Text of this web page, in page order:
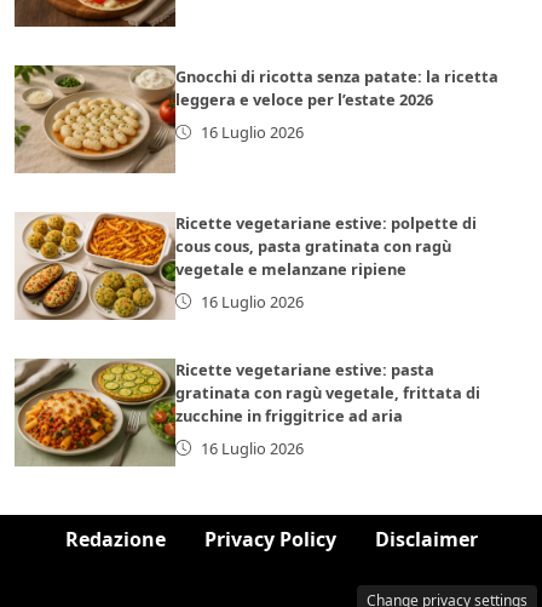
Gnocchi di ricotta senza patate: la ricetta
leggera e veloce per l’estate 2026
16 Luglio 2026
Ricette vegetariane estive: polpette di
cous cous, pasta gratinata con ragù
vegetale e melanzane ripiene
16 Luglio 2026
Ricette vegetariane estive: pasta
gratinata con ragù vegetale, frittata di
zucchine in friggitrice ad aria
16 Luglio 2026
Redazione Privacy Policy Disclaimer
Change privacy settings